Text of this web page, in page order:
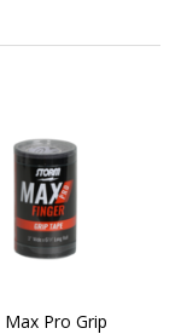
Max Pro Grip